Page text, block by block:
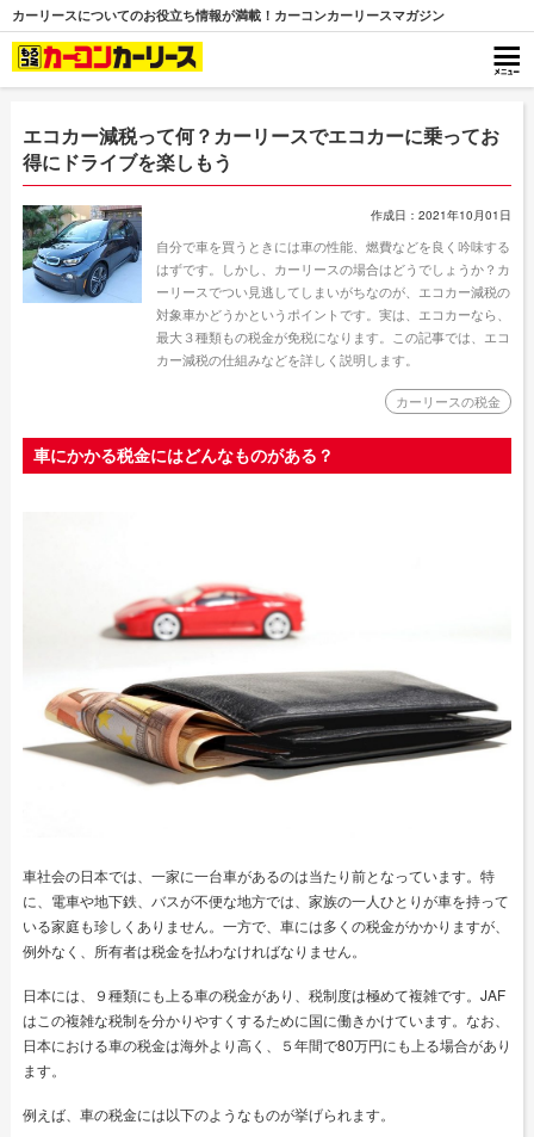
カーリースについてのお役立ち情報が満載！カーコンカーリースマガジン
エコカー減税って何？カーリースでエコカーに乗ってお
得にドライブを楽しもう
作成日：2021年10月01日
自分で車を買うときには車の性能、燃費などを良く吟味する
はずです。しかし、カーリースの場合はどうでしょうか？カ
ーリースでつい見逃してしまいがちなのが、エコカー減税の
対象車かどうかというポイントです。実は、エコカーなら、
最大３種類もの税金が免税になります。この記事では、エコ
カー減税の仕組みなどを詳しく説明します。
カーリースの税金
車にかかる税金にはどんなものがある？
車社会の日本では、一家に一台車があるのは当たり前となっています。特
に、電車や地下鉄、バスが不便な地方では、家族の一人ひとりが車を持って
いる家庭も珍しくありません。一方で、車には多くの税金がかかりますが、
例外なく、所有者は税金を払わなければなりません。
日本には、９種類にも上る車の税金があり、税制度は極めて複雑です。JAF
はこの複雑な税制を分かりやすくするために国に働きかけています。なお、
日本における車の税金は海外より高く、５年間で80万円にも上る場合があり
ます。
例えば、車の税金には以下のようなものが挙げられます。